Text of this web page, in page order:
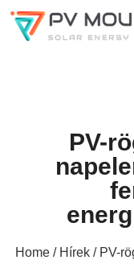
PV-
Home/ Hírek/ PV-